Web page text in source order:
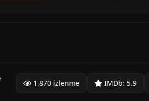
1.870 izlenme IMDb: 5.9